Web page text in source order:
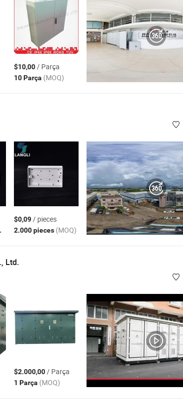
$10,00/ Parça
10 Parça (MOQ)
$0,09/ pieces
2.000 pieces (MOQ)
Ltd.
$2.000,00/ Parça
1 Parça (MOQ)